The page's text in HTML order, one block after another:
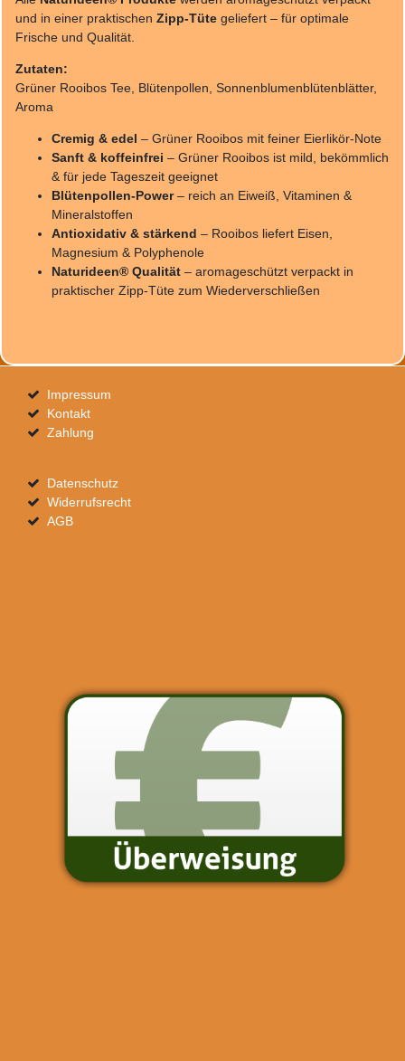
und in einer praktischen Zipp-Tüte geliefert – für optimale
Frische und Qualität.
Zutaten:
Grüner Rooibos Tee, Blütenpollen, Sonnenblumenblütenblätter,
Aroma
Cremig & edel – Grüner Rooibos mit feiner Eierlikör-Note
Sanft & koffeinfrei – Grüner Rooibos ist mild, bekömmlich
& für jede Tageszeit geeignet
Blütenpollen-Power– reich an Eiweiß, Vitaminen &
Mineralstoffen
Antioxidativ & stärkend – Rooibos liefert Eisen,
Magnesium & Polyphenole
Naturideen® Qualität – aromageschützt verpackt in
praktischer Zipp-Tüte zum Wiederverschließen
Impressum
Kontakt
Zahlung
Datenschutz
Widerrufsrecht
AGB